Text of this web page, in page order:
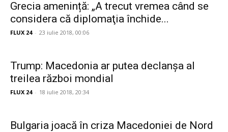
Grecia amenință: „A trecut vremea când se
considera că diplomaţia închide...
FLUX 24 - 23 iulie 2018, 00:06
Trump: Macedonia ar putea declanșa al
treilea război mondial
FLUX 24 - 18 iulie 2018, 20:34
Bulgaria joacă în criza Macedoniei de Nord